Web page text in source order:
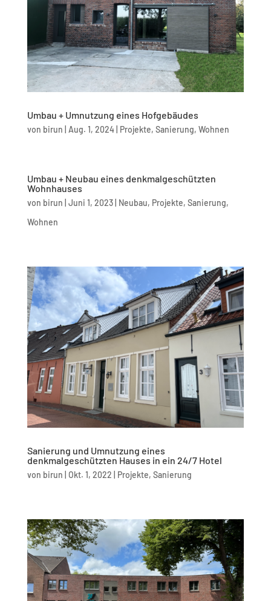
Umbau + Umnutzung eines Hofgebäudes
von birun Aug. 1, 2024| Projekte, Sanierung, Wohnen
Umbau + Neubau eines denkmalgeschützten
Wohnhauses
von birun Juni 1, 2023| Neubau, Projekte, Sanierung,
Wohnen
Sanierung und Umnutzung eines
denkmalgeschützten Hauses in ein 24/7 Hotel
von birun Okt. 1, 2022 Projekte, Sanierung